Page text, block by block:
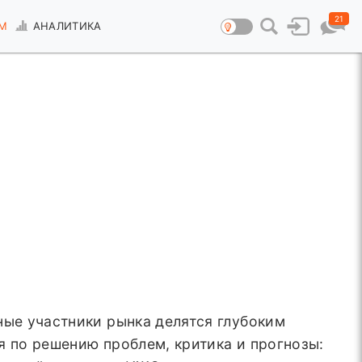
АНАЛИТИКА
21
участники рынка делятся глубоким
решению проблем, критика и прогнозы: